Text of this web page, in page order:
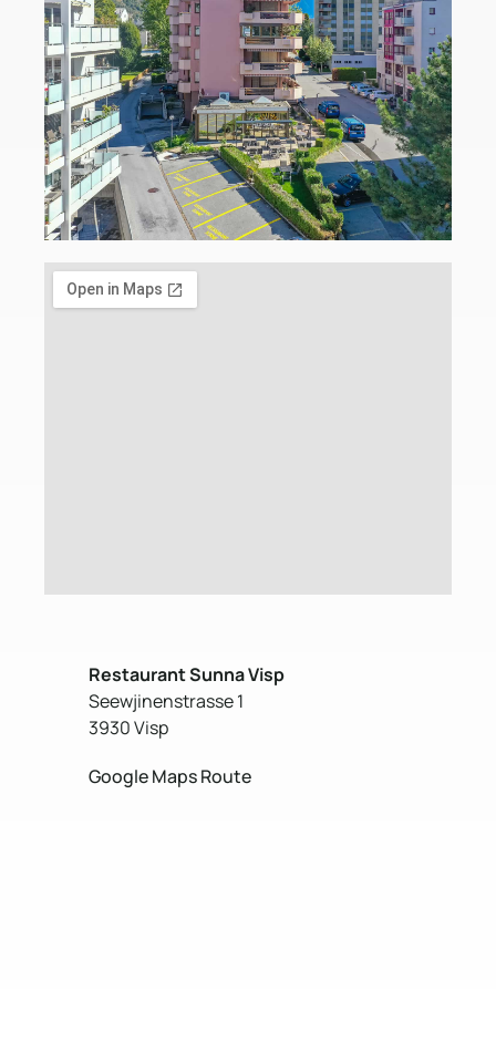
Restaurant Sunna Visp
Seewjinenstrasse 1
3930 Visp
Google Maps Route